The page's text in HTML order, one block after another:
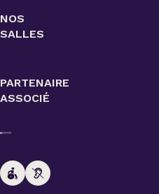
NOS
SALLES
PARTENAIRE
ASSOCIÉ